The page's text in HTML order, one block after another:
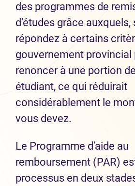
des programmes de
d’études grâce auxquels,
répondez à certains
gouvernement provincial
renoncer à une portion
étudiant, ce qui réduirait
considérablement le
vous devez.
Le Programme d’aide au
remboursement (PAR)
processus en deux